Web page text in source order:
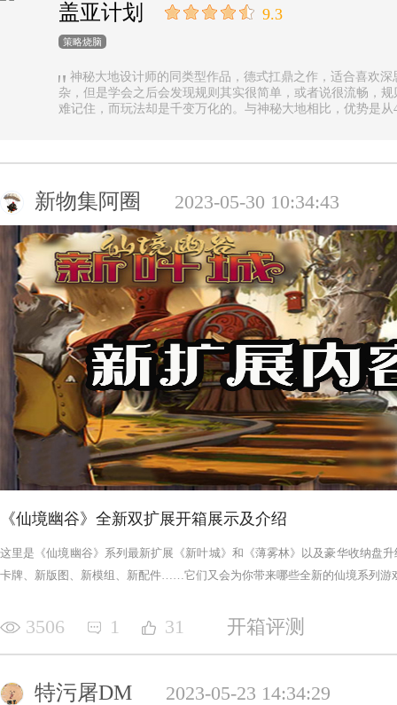
盖亚计划 9.3
策略烧脑
神秘大地设计师的同类型作品，德式扛鼎之作，适合喜欢
杂，但是学会之后会发现规则其实很简单，或者说很流畅，
难记住，而玩法却是千变万化的。与神秘大地相比，优势是
新物集阿圈 2023-05-30 10:34:43
《仙境幽谷》全新双扩展开箱展示及介绍
这里是《仙境幽谷》系列最新扩展《新叶城》和《薄雾林》以及豪华收纳盘
卡牌、新版图、新模组、新配件……它们又会为你带来哪些全新的仙境系列游
3506 1 31 开箱评测
特污屠DM 2023-05-23 14:34:29